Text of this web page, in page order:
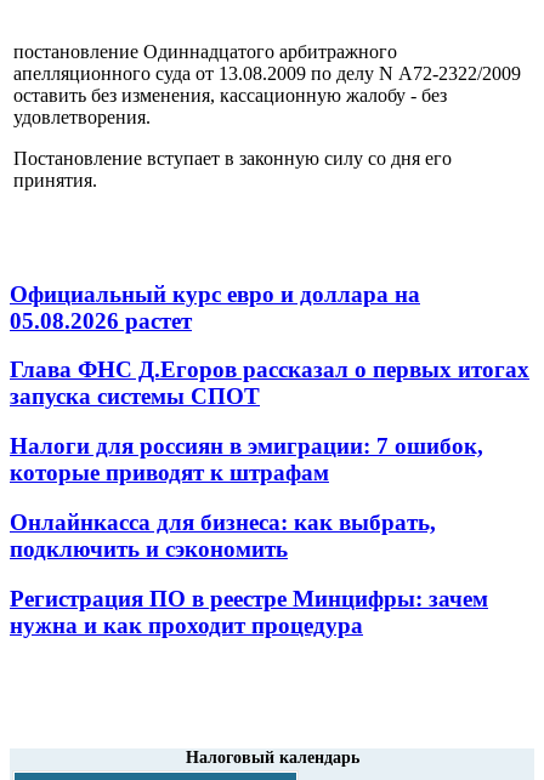
постановление Одиннадцатого арбитражного
апелляционного суда от 13.08.2009 по делу N А72-2322/2009
оставить без изменения, кассационную жалобу - без
удовлетворения.
Постановление вступает в законную силу со дня его
принятия.
Официальный курс евро и доллара на
05.08.2026 растет
Глава ФНС Д.Егоров рассказал о первых итогах
запуска системы СПОТ
Налоги для россиян в эмиграции: 7 ошибок,
которые приводят к штрафам
Онлайнкасса для бизнеса: как выбрать,
подключить и сэкономить
Регистрация ПО в реестре Минцифры: зачем
нужна и как проходит процедура
Налоговый календарь